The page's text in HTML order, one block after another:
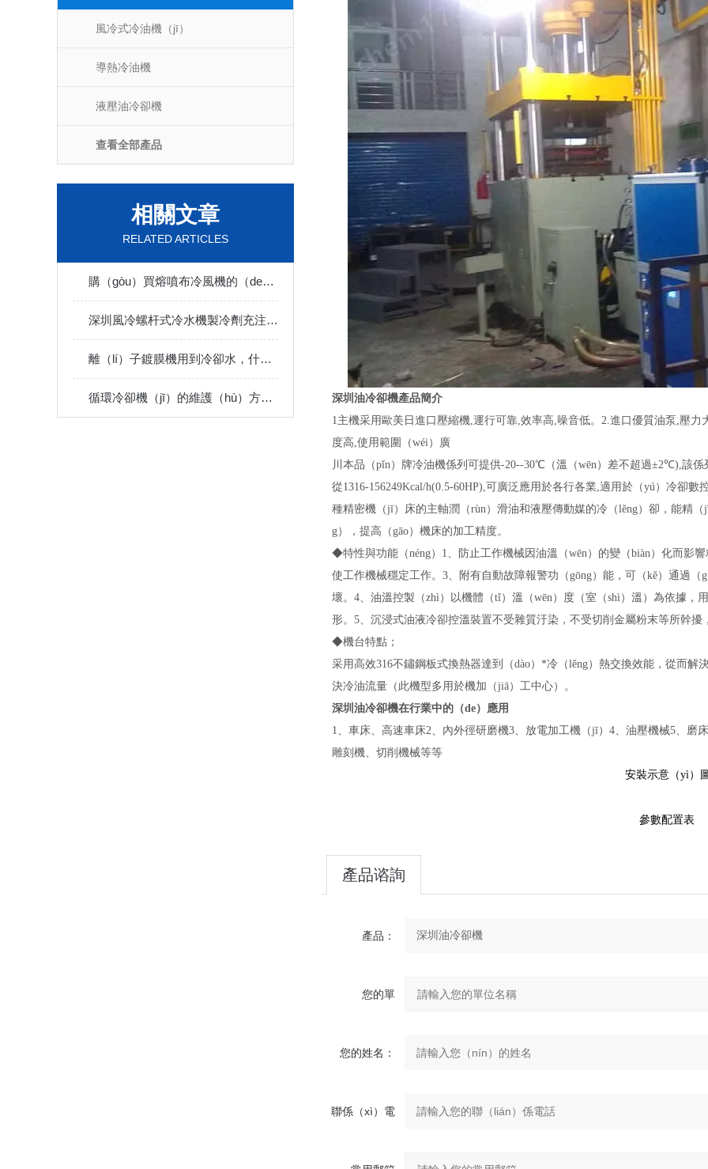
風冷式冷油機（jī）
導熱冷油機
液壓油冷卻機
查看全部產品
相關文章
RELATED ARTICLES
購（gòu）買熔噴布冷風機的（de）一些（xiē）建議
深圳風冷螺杆式冷水機製冷劑充注過多怎麽處理
離（lí）子鍍膜機用到冷卻水，什麽是離子鍍？
循環冷卻機（jī）的維護（hù）方式有哪些？ 深圳油冷卻機產品簡介
1主機采用歐美日進口壓縮機,運行可靠,效率高,噪音低。2.進口優質油泵,壓
度高,使用範圍（wéi）廣
川本品（pǐn）牌冷油機係列可提供-20--30℃ （溫（wēn）差不超過±2℃),該係
從1316-156249Kcal/h(0.5-60HP),可廣泛應用於各行各業,適用於（yú）冷卻
種精密機（jī）床的主軸潤（rùn）滑油和液壓傳動媒的冷（lěng）卻，能精
g），提高（gāo）機床的加工精度。
◆特性與功能（néng）1、防止工作機械因油溫（wēn）的變（biàn）化而影
使工作機械穩定工作。3、附有自動故障報警功（gōng）能，可（kě）通過
壞。4、油溫控製（zhì）以機體（tǐ）溫（wēn）度（室（shì）溫）為依據，
形。5、沉浸式油液冷卻控溫裝置不受雜質汙染，不受切削金屬粉末等所幹
◆機台特點；
采用高效316不鏽鋼板式換熱器達到（dào）*冷（lěng）熱交換效能，從而
決冷油流量（此機型多用於機加（jiā）工中心）。
深圳油冷卻機在行業中的（de）應用
1、車床、高速車床2、內外徑研磨機3、放電加工機（jī）4、油壓機械5、磨
雕刻機、切削機械等等
安裝示意（yì）
參數配置表
產品谘詢
產品：
您的單
您的姓名：
聯係（xì）電